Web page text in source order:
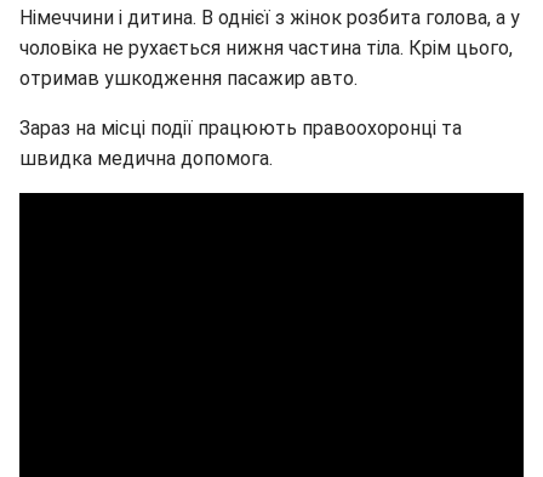
Німеччини і дитина. В однієї з жінок розбита голова, а у
чоловіка не рухається нижня частина тіла. Крім цього,
отримав ушкодження пасажир авто.
Зараз на місці події працюють правоохоронці та
швидка медична допомога.